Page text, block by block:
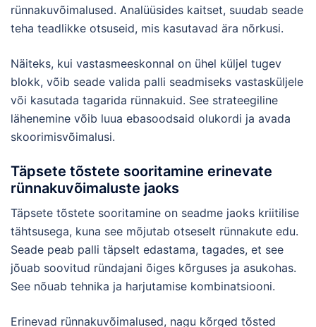
rünnakuvõimalused. Analüüsides kaitset, suudab seade
teha teadlikke otsuseid, mis kasutavad ära nõrkusi.
Näiteks, kui vastasmeeskonnal on ühel küljel tugev
blokk, võib seade valida palli seadmiseks vastasküljele
või kasutada tagarida rünnakuid. See strateegiline
lähenemine võib luua ebasoodsaid olukordi ja avada
skoorimisvõimalusi.
Täpsete tõstete sooritamine erinevate
rünnakuvõimaluste jaoks
Täpsete tõstete sooritamine on seadme jaoks kriitilise
tähtsusega, kuna see mõjutab otseselt rünnakute edu.
Seade peab palli täpselt edastama, tagades, et see
jõuab soovitud ründajani õiges kõrguses ja asukohas.
See nõuab tehnika ja harjutamise kombinatsiooni.
Erinevad rünnakuvõimalused, nagu kõrged tõsted